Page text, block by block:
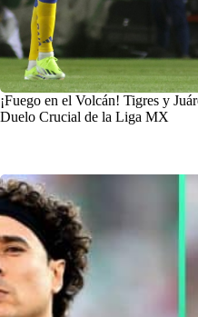
¡Fuego en el Volcán! Tigres y
Duelo Crucial de la Liga MX